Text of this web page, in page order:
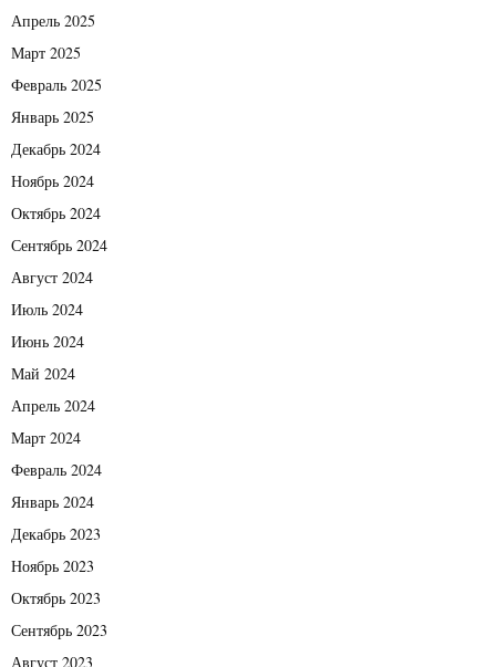
Апрель 2025
Март 2025
Февраль 2025
Январь 2025
Декабрь 2024
Ноябрь 2024
Октябрь 2024
Сентябрь 2024
Август 2024
Июль 2024
Июнь 2024
Май 2024
Апрель 2024
Март 2024
Февраль 2024
Январь 2024
Декабрь 2023
Ноябрь 2023
Октябрь 2023
Сентябрь 2023
Август 2023